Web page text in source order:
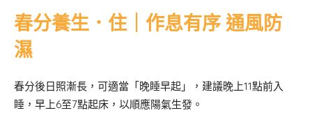
春分養生．住｜作息有序 通風防
濕
春分後日照漸長，可適當「晚睡早起」，建議晚上11點前入
睡，早上6至7點起床，以順應陽氣生發。